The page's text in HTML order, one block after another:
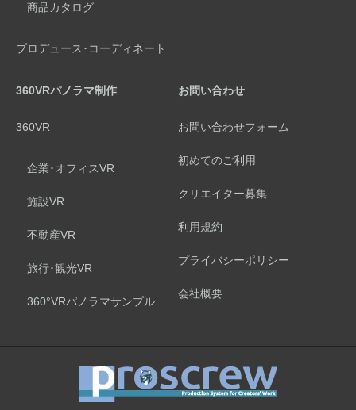
商品カタログ
プロデュース･コーディネート
360VRパノラマ制作
360VR
企業･オフィスVR
施設VR
不動産VR
旅行･観光VR
360°VRパノラマサンプル
お問い合わせ
お問い合わせフォーム
初めてのご利用
クリエイター募集
利用規約
プライバシーポリシー
会社概要